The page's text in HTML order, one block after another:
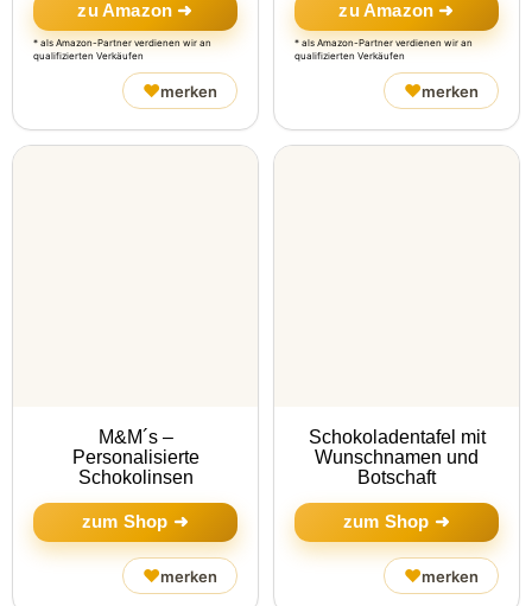
zu Amazon ➜
* als Amazon-Partner verdienen wir an
qualifizierten Verkäufen
♥merken
zu Amazon ➜
* als Amazon-Partner verdienen wir an
qualifizierten Verkäufen
♥merken
M&M´s –
Personalisierte
Schokolinsen
zum Shop ➜
♥merken
Schokoladentafel mit
Wunschnamen und
Botschaft
zum Shop ➜
♥merken